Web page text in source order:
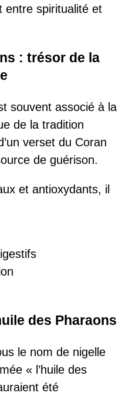
entre spiritualité et
: trésor de la
souvent associé à la
de la tradition
verset du Coran
de guérison.
et antioxydants, il
des Pharaons
le nom de nigelle
« l’huile des
été